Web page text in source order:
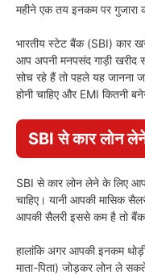
महीने एक तय इनकम पर गुजारा
भारतीय स्टेट बैंक (SBI) कार
आप अपनी मनपसंद गाड़ी
सोच रहे हैं तो पहले यह जानना
होनी चाहिए और EMI कितनी
SBI से कार लोन लेने
SBI से कार लोन लेने के लिए
चाहिए। यानी आपकी मासिक
आपकी सैलरी इससे कम है तो
हालांकि अगर आपकी इनकम
माता-पिता) जोड़कर लोन ले